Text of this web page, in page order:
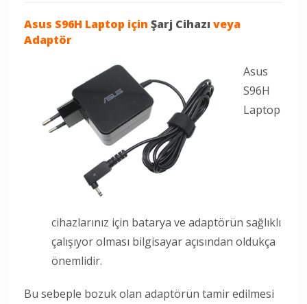
Asus S96H Laptop için Şarj Cihazı veya
Adaptör
Asus
S96H
Laptop
cihazlarınız için batarya ve adaptörün sağlıklı
çalışıyor olması bilgisayar açısından oldukça
önemlidir.
Bu sebeple bozuk olan adaptörün tamir edilmesi